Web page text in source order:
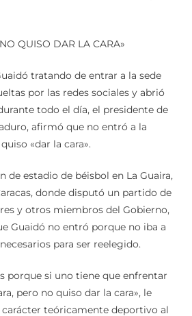
por las redes sociales y abrió
todo el día, el presidente de
afirmó que no entró a la
«dar la cara».
donde disputó un partido de
y otros miembros del Gobierno,
Guaidó no entró porque no iba a
para ser reelegido.
pero no quiso dar la cara», le
teóricamente deportivo al
por el ministro de Defensa,